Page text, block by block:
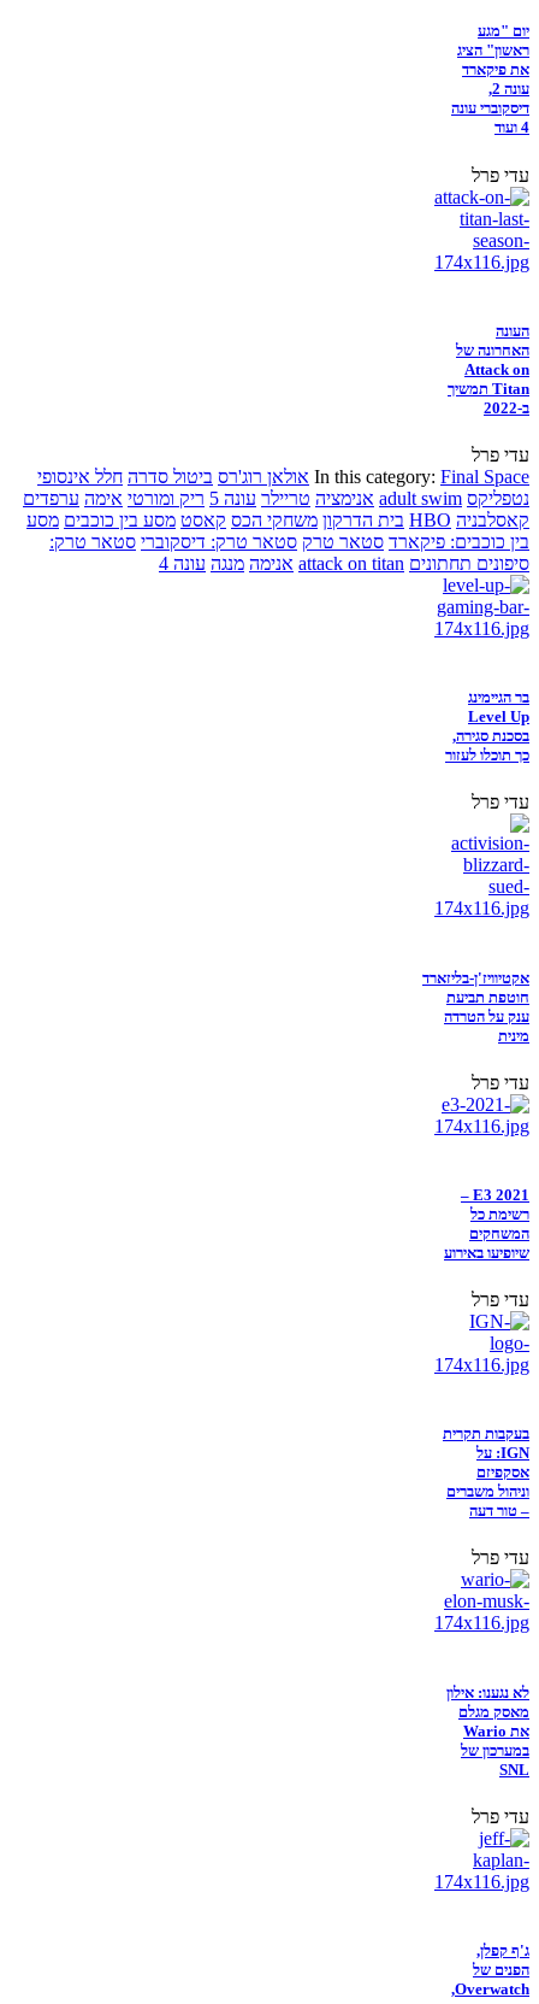
יום "מגע
ראשון" הציג
את פיקארד
עונה 2,
דיסקוברי עונה
4 ועוד
עדי פרל
העונה
האחרונה של
Attack on
Titan תמשיך
ב-2022
עדי פרל
In this category: Final Space אולאן רוג'רס ביטול סדרה חלל אינסופי
נטפליקס adult swim אנימציה טריילר עונה 5 ריק ומורטי אימה ערפדים
קאסלבניה HBO בית הדרקון משחקי הכס קאסט מסע בין כוכבים מסע
בין כוכבים: פיקארד סטאר טרק סטאר טרק: דיסקוברי סטאר טרק:
סיפונים תחתונים attack on titan אנימה מנגה עונה 4
בר הגיימינג
Level Up
בסכנת סגירה,
כך תוכלו לעזור
עדי פרל
אקטיוויז'ן-בליזארד
חוטפת תביעת
ענק על הטרדה
מינית
עדי פרל
E3 2021 –
רשימת כל
המשחקים
שיופיעו באירוע
עדי פרל
בעקבות תקרית
IGN: על
אסקפיזם
וניהול משברים
– טור דעה
עדי פרל
לא נגענו: אילון
מאסק מגלם
את Wario
במערכון של
SNL
עדי פרל
ג'ף קפלן,
הפנים של
Overwatch,